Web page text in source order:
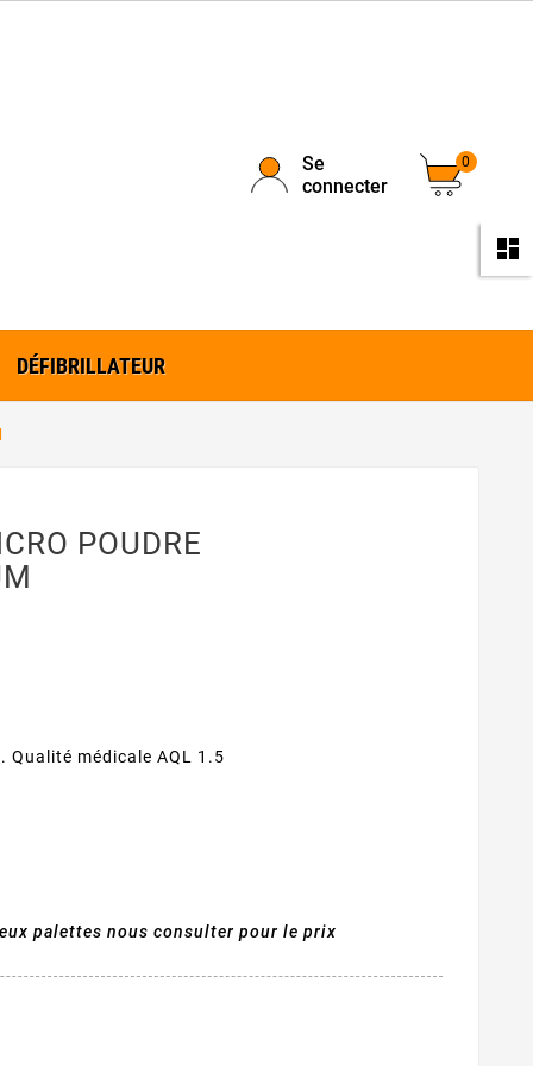
Se
connecter
0
DÉFIBRILLATEUR
POUDRE
Qualité médicale AQL 1.5
palettes nous consulter pour le prix